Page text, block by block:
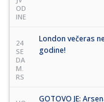
OD
INE
24
SE
DA
M.
RS
London večeras
godine!
GOTOVO JE: